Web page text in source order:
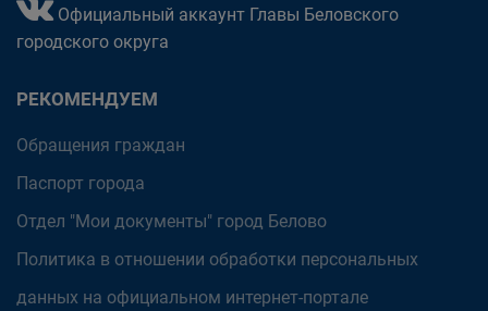
Официальный аккаунт Главы Беловского
городского округа
РЕКОМЕНДУЕМ
Обращения граждан
Паспорт города
Отдел "Мои документы" город Белово
Политика в отношении обработки персональных
данных на официальном интернет-портале